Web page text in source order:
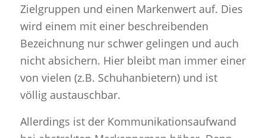
Zielgruppen und einen Markenwert auf. Dies
wird einem mit einer beschreibenden
Bezeichnung nur schwer gelingen und auch
nicht absichern. Hier bleibt man immer einer
von vielen (z.B. Schuhanbietern) und ist
völlig austauschbar.
Allerdings ist der Kommunikationsaufwand